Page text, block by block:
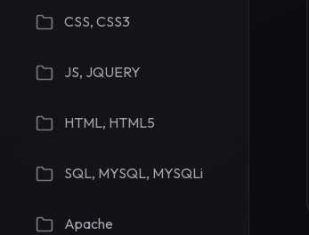
CSS, CSS3
JS, JQUERY
HTML, HTML5
SQL, MYSQL, MYSQLi
Apache